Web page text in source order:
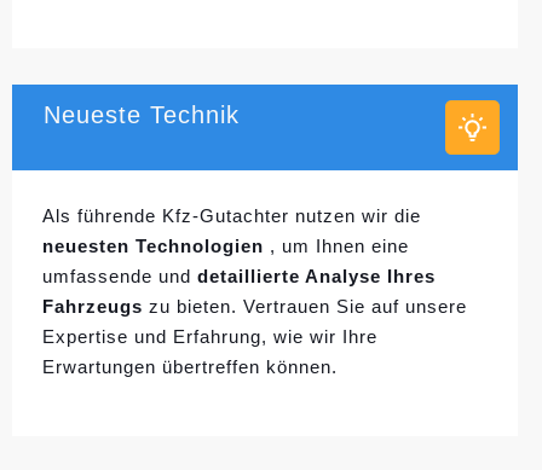
Neueste Technik
Als führende Kfz-Gutachter nutzen wir die
neuesten Technologien , um Ihnen eine
umfassende und detaillierte Analyse Ihres
Fahrzeugs zu bieten. Vertrauen Sie auf unsere
Expertise und Erfahrung, wie wir Ihre
Erwartungen übertreffen können.